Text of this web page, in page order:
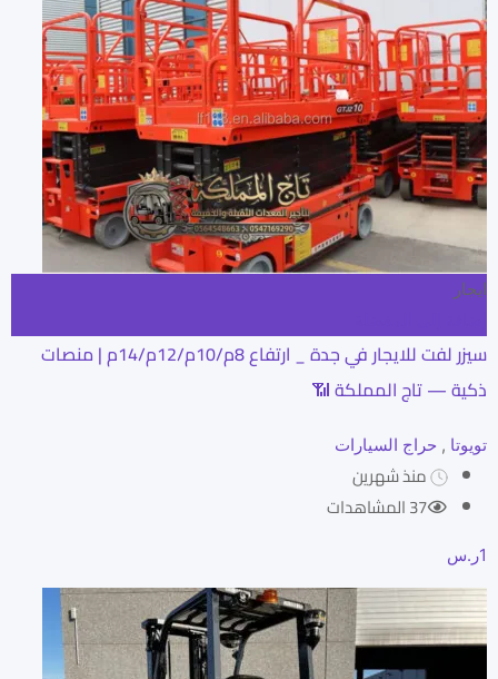
ايجار
سيزر لفت للايجار في جدة _ ارتفاع 8م/10م/12م/14م | منصات
ذكية — تاج المملكة 📶
تويوتا , حراج السيارات
منذ شهرين
37 المشاهدات
1ر.س